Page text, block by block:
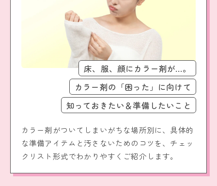
床、服、顔にカラー剤が…。
カラー剤の「困った」に向けて
知っておきたい＆準備したいこと
カラー剤がついてしまいがちな場所別に、具体的
な準備アイテムと汚さないためのコツを、チェッ
クリスト形式でわかりやすくご紹介します。